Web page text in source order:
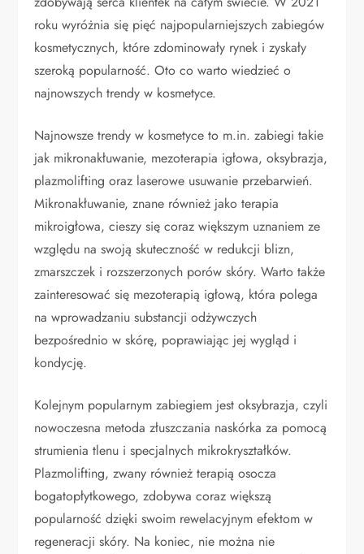
roku wyróżnia się pięć najpopularniejszych zabiegów
kosmetycznych, które zdominowały rynek i zyskały
szeroką popularność. Oto co warto wiedzieć o
najnowszych trendy w kosmetyce.
Najnowsze trendy w kosmetyce to m.in. zabiegi takie
jak mikronakłuwanie, mezoterapia igłowa, oksybrazja,
plazmolifting oraz laserowe usuwanie przebarwień.
Mikronakłuwanie, znane również jako terapia
mikroigłowa, cieszy się coraz większym uznaniem ze
względu na swoją skuteczność w redukcji blizn,
zmarszczek i rozszerzonych porów skóry. Warto także
zainteresować się mezoterapią igłową, która polega
na wprowadzaniu substancji odżywczych
bezpośrednio w skórę, poprawiając jej wygląd i
kondycję.
Kolejnym popularnym zabiegiem jest oksybrazja, czyli
nowoczesna metoda złuszczania naskórka za pomocą
strumienia tlenu i specjalnych mikrokryształków.
Plazmolifting, zwany również terapią osocza
bogatopłytkowego, zdobywa coraz większą
popularność dzięki swoim rewelacyjnym efektom w
regeneracji skóry. Na koniec, nie można nie